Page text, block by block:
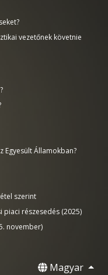
vezetőnek követnie
Egyesült Államokban?
szerint
piaci részesedés (2025)
november)
Magyar